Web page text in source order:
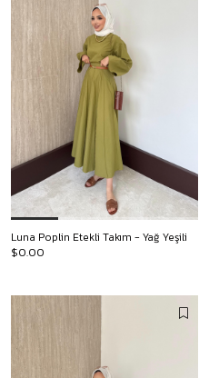
Luna Poplin Etekli Takım - Yağ Yeşili
$0.00